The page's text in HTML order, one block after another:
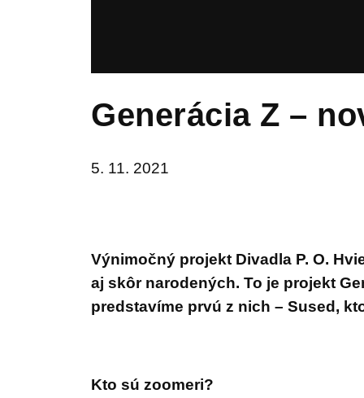
Generácia Z –
5. 11. 2021
Výnimočný projekt Divadla P. O.
aj skôr narodených. To je projekt
predstavíme prvú z nich – Sused,
Kto sú zoomeri?